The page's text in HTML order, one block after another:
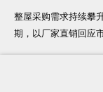
整屋采购需求持续攀
期，以厂家直销回应